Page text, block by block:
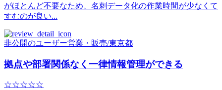
がほとんど不要なため、名刺データ化の作業時間が少なくて
すむのが良い...
非公開のユーザー営業・販売/東京都
拠点や部署関係なく一律情報管理ができる
☆☆☆☆☆